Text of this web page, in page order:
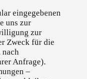
eingegebenen
uns zur
zur
Zweck für die
nach
Anfrage).
–